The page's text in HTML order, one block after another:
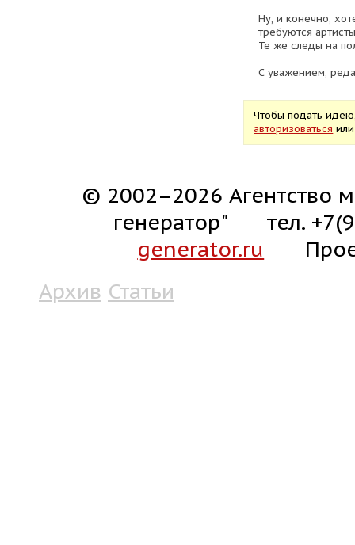
Ну, и конечно,
требуются
Те же следы на
С уважением,
Чтобы подать
авторизоваться
© 2002–2026 Агентство
генератор"
тел.
generator.ru
Архив Статьи